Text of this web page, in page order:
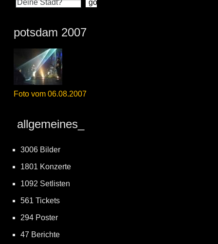
potsdam 2007
Foto vom 06.08.2007
allgemeines_
3006 Bilder
1801 Konzerte
1092 Setlisten
561 Tickets
294 Poster
47 Berichte